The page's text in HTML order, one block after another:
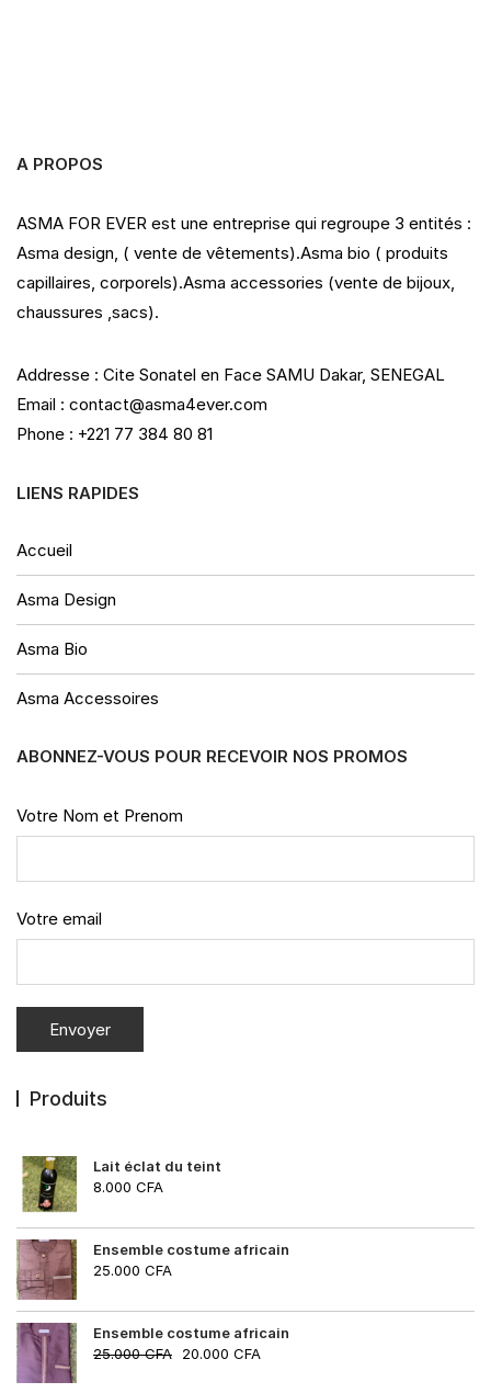
A PROPOS
ASMA FOR EVER est une entreprise qui regroupe 3 entités :
Asma design, ( vente de vêtements).Asma bio ( produits
capillaires, corporels).Asma accessories (vente de bijoux,
chaussures ,sacs).
Addresse : Cite Sonatel en Face SAMU Dakar, SENEGAL
Email : contact@asma4ever.com
Phone : +221 77 384 80 81
LIENS RAPIDES
Accueil
Asma Design
Asma Bio
Asma Accessoires
ABONNEZ-VOUS POUR RECEVOIR NOS PROMOS
Votre Nom et Prenom
Votre email
Produits
Lait éclat du teint
8.000 CFA
Ensemble costume africain
25.000 CFA
Ensemble costume africain
25.000CFA 20.000 CFA